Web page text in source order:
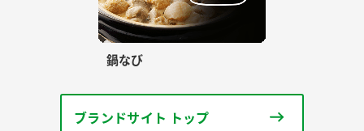
鍋なび
ブランドサイト トップ